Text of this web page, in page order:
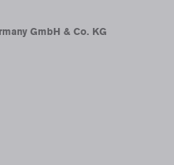
GmbH & Co. KG